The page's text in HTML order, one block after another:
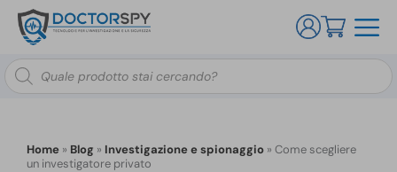
Ricerca
prodotti
Home » Blog » Investigazione e spionaggio » Come scegliere
un investigatore privato